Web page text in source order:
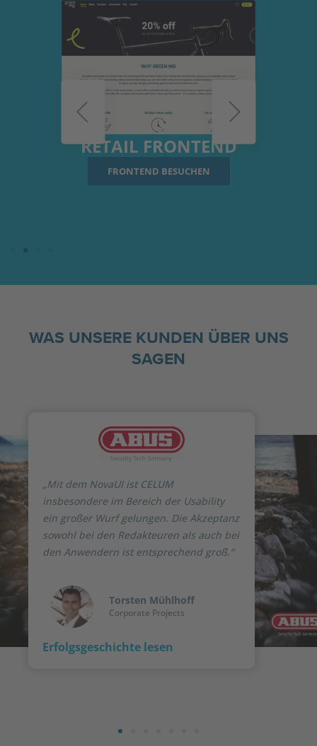
RETAIL FRONTEND
FRONTEND BESUCHEN
WAS UNSERE KUNDEN ÜBER UNS
SAGEN
„Mit dem NovaUI ist CELUM
insbesondere im Bereich der Usability
ein großer Wurf gelungen. Die Akzeptanz
sowohl bei den Redakteuren als auch bei
den Anwendern ist entsprechend groß.“
Torsten Mühlhoff
Corporate Projects
Erfolgsgeschichte lesen